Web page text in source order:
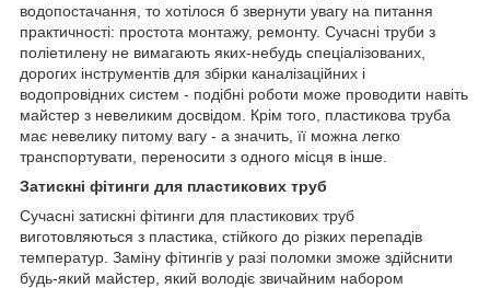
водопостачання, то хотілося б звернути увагу на питання
практичності: простота монтажу, ремонту. Сучасні труби з
поліетилену не вимагають яких-небудь спеціалізованих,
дорогих інструментів для збірки каналізаційних і
водопровідних систем - подібні роботи може проводити навіть
майстер з невеликим досвідом. Крім того, пластикова труба
має невелику питому вагу - а значить, її можна легко
транспортувати, переносити з одного місця в інше.
Затискні фітинги для пластикових труб
Сучасні затискні фітинги для пластикових труб
виготовляються з пластика, стійкого до різких перепадів
температур. Заміну фітингів у разі поломки зможе здійснити
будь-який майстер, який володіє звичайним набором